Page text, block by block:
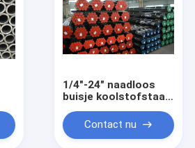
1/4"-24" naadloos
buisje koolstofstaal
naadloos buisje
Contact nu